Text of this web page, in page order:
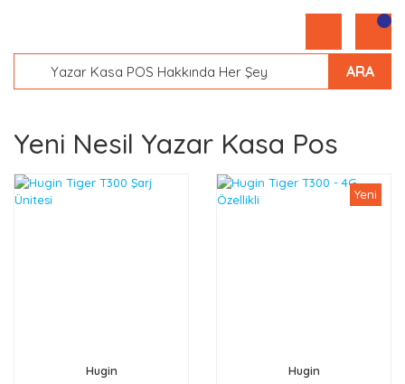
ARA
Yeni Nesil Yazar Kasa Pos
Hugin
Yeni
Hugin